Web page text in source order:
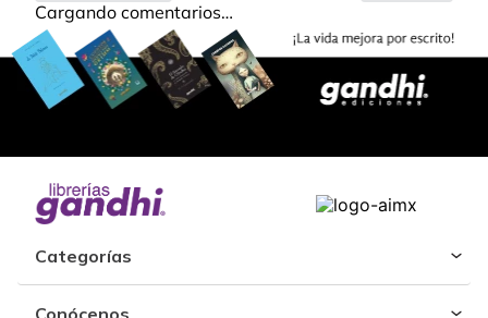
Cargando comentarios…
Categorías
Conócenos